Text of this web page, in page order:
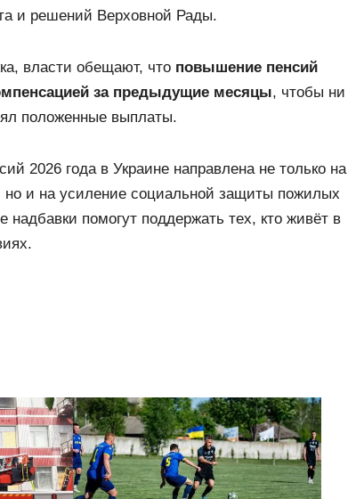
и решений Верховной Рады.
власти обещают, что повышение пенсий
за предыдущие месяцы, чтобы ни
положенные выплаты.
2026 года в Украине направлена не только на
и на усиление социальной защиты пожилых
надбавки помогут поддержать тех, кто живёт в